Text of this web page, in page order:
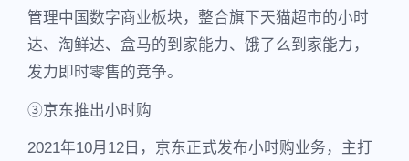
管理中国数字商业板块，整合旗下天猫超市的小时
达、淘鲜达、盒马的到家能力、饿了么到家能力，
发力即时零售的竞争。
③京东推出小时购
2021年10月12日，京东正式发布小时购业务，主打